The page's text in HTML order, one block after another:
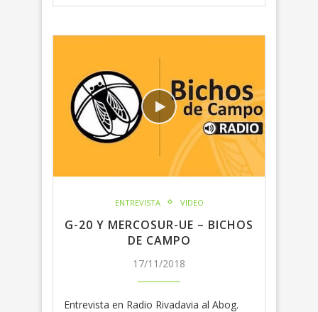
ENTREVISTA VIDEO
G-20 Y MERCOSUR-UE – BICHOS
DE CAMPO
17/11/2018
Entrevista en Radio Rivadavia al Abog.